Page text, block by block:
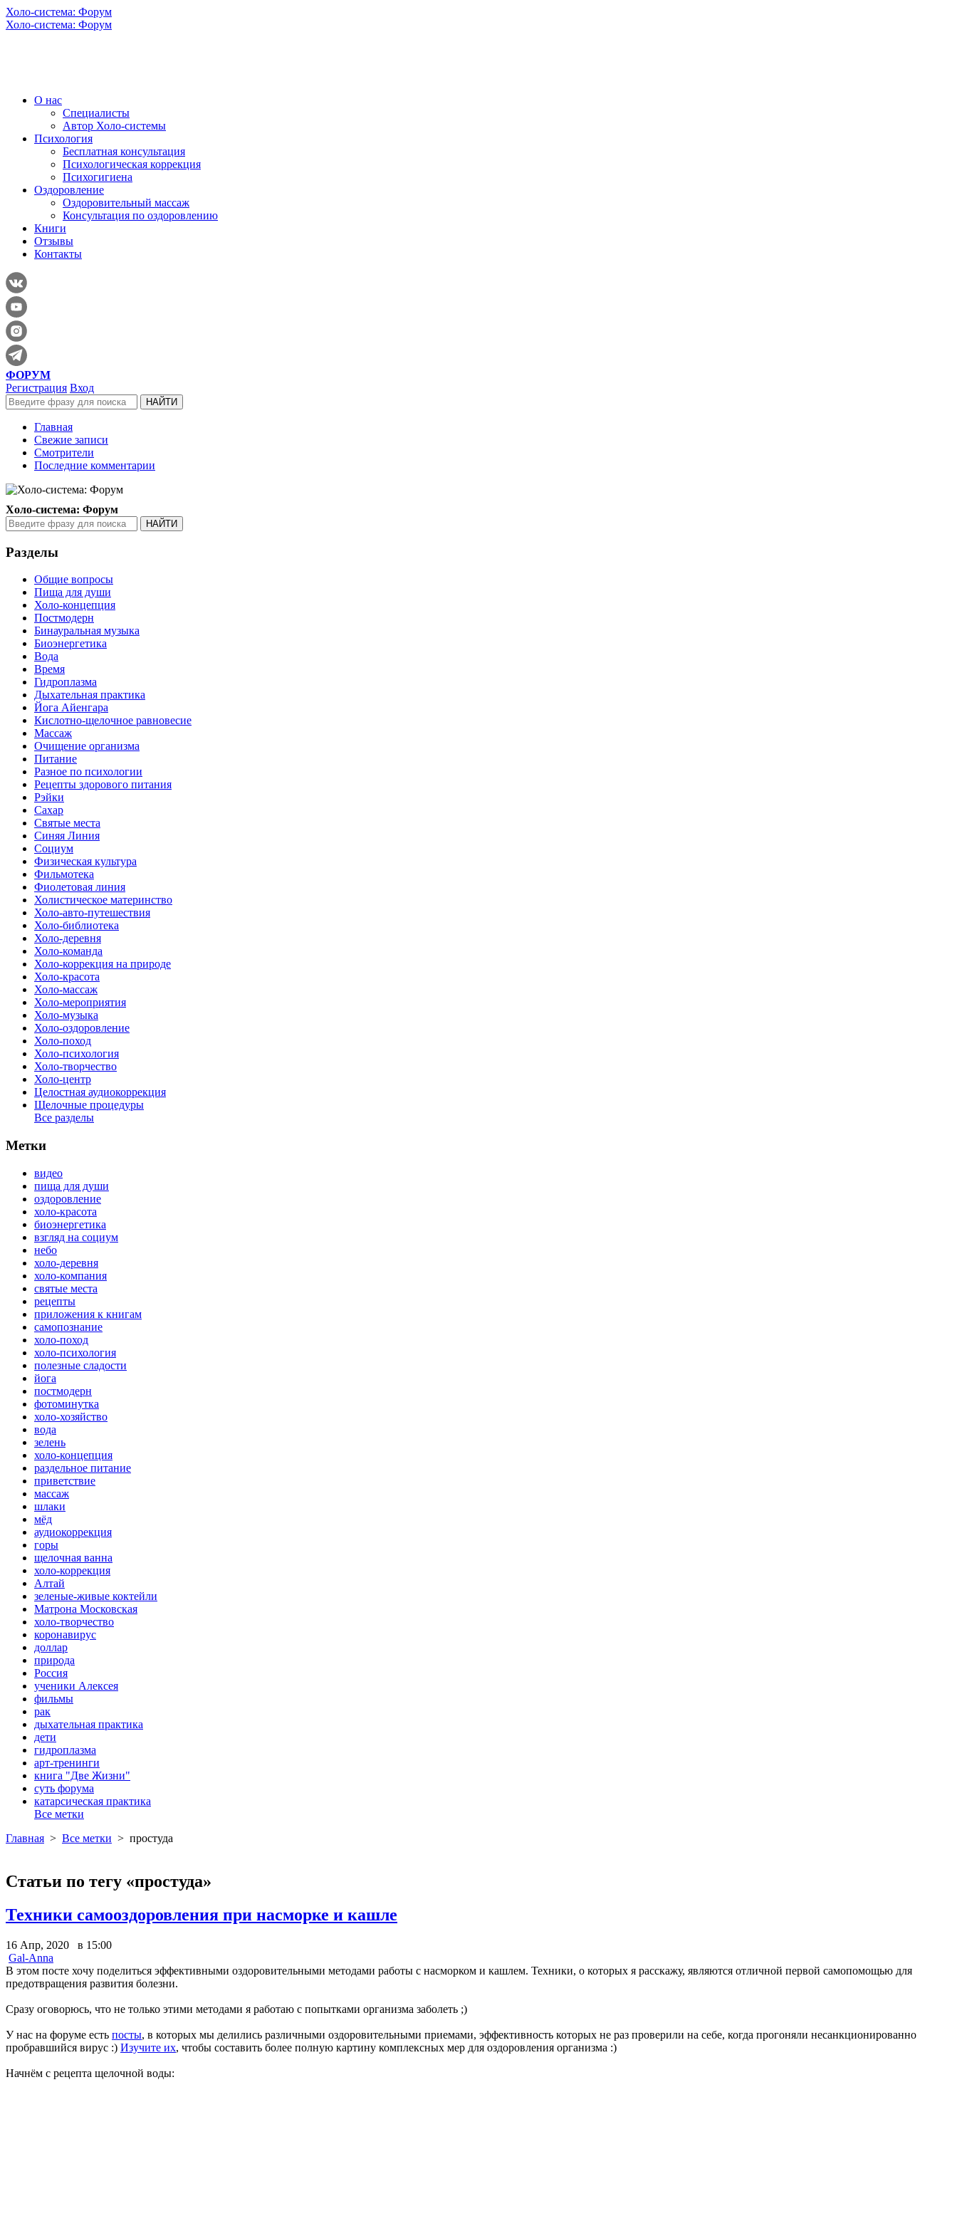
Холо-система: Форум
Холо-система: Форум
О нас
Специалисты
Автор Холо-системы
Психология
Бесплатная консультация
Психологическая коррекция
Психогигиена
Оздоровление
Оздоровительный массаж
Консультация по оздоровлению
Книги
Отзывы
Контакты
ФОРУМ
Регистрация Вход
Главная
Свежие записи
Смотрители
Последние комментарии
Холо-система: Форум
Разделы
Общие вопросы
Пища для души
Холо-концепция
Постмодерн
Бинауральная музыка
Биоэнергетика
Вода
Время
Гидроплазма
Дыхательная практика
Йога Айенгара
Кислотно-щелочное равновесие
Массаж
Очищение организма
Питание
Разное по психологии
Рецепты здорового питания
Рэйки
Сахар
Святые места
Синяя Линия
Социум
Физическая культура
Фильмотека
Фиолетовая линия
Холистическое материнство
Холо-авто-путешествия
Холо-библиотека
Холо-деревня
Холо-команда
Холо-коррекция на природе
Холо-красота
Холо-массаж
Холо-мероприятия
Холо-музыка
Холо-оздоровление
Холо-поход
Холо-психология
Холо-творчество
Холо-центр
Целостная аудиокоррекция
Щелочные процедуры
Все разделы
Метки
видео
пища для души
оздоровление
холо-красота
биоэнергетика
взгляд на социум
небо
холо-деревня
холо-компания
святые места
рецепты
приложения к книгам
самопознание
холо-поход
холо-психология
полезные сладости
йога
постмодерн
фотоминутка
холо-хозяйство
вода
зелень
холо-концепция
раздельное питание
приветствие
массаж
шлаки
мёд
аудиокоррекция
горы
щелочная ванна
холо-коррекция
Алтай
зеленые-живые коктейли
Матрона Московская
холо-творчество
коронавирус
доллар
природа
Россия
ученики Алексея
фильмы
рак
дыхательная практика
дети
гидроплазма
арт-тренинги
книга "Две Жизни"
суть форума
катарсическая практика
Все метки
Главная > Все метки > простуда
Статьи по тегу «простуда»
Техники самооздоровления при насморке и кашле
16 Апр, 2020 в 15:00
Gal-Anna
В этом посте хочу поделиться эффективными оздоровительными методами работы с насморком и кашлем. Техники, о которых я расскажу, являются отличной первой самопомощью для
предотвращения развития болезни.
Сразу оговорюсь, что не только этими методами я работаю с попытками организма заболеть ;)
У нас на форуме есть посты, в которых мы делились различными оздоровительными приемами, эффективность которых не раз проверили на себе, когда прогоняли несанкционированно
пробравшийся вирус :) Изучите их, чтобы составить более полную картину комплексных мер для оздоровления организма :)
Начнём с рецепта щелочной воды: